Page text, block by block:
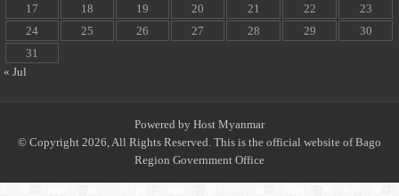
17
18 19 20 21 22
23
24
25 26 27 28 29
30
31
« Jul
Powered by Host Myanmar
© Copyright 2026, All Rights Reserved. This is the official website of Bago
Region Government Office